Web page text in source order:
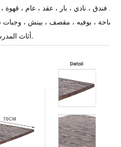
أثاث المدرسة إلخ.